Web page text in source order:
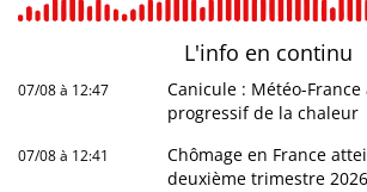
L'info en continu
07/08 à 12:47
Canicule : Météo-
progressif de la chaleur
07/08 à 12:41
Chômage en France
deuxième trimestre 2026